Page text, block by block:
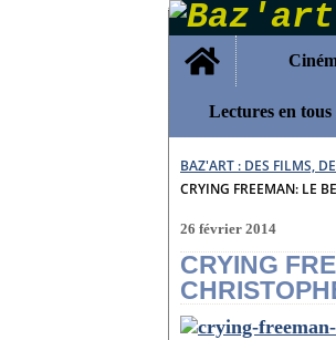
Home
Lectures en tous
BAZ'ART : DES FILMS,
CRYING FREEMAN: LE
26 février 2014
CRYING